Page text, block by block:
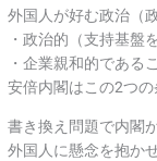
外国人が好む政治（
・政治的（支持基盤
・企業親和的である
安倍内閣はこの2つの
書き換え問題で内閣
外国人に懸念を抱か